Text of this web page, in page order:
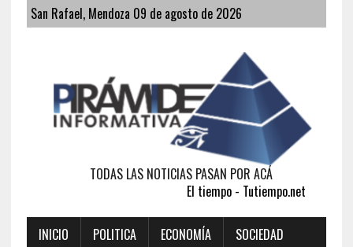
San Rafael, Mendoza 09 de agosto de 2026
TODAS LAS NOTICIAS PASAN POR ACÁ
El tiempo - Tutiempo.net
INICIO POLITICA ECONOMÍA
SOCIEDAD